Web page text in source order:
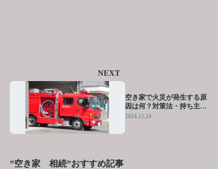
NEXT
空き家で火災が発生する原
因は何？対策法・持ち主に
問われる責任も解説
2024.12.24
”空き家 相続”おすすめ記事